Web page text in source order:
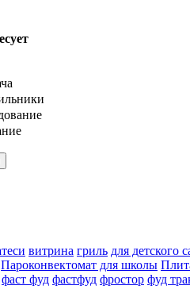
витрина гриль для детского
Пароконвектомат для школы
фаст фуд фастфуд фростор фуд